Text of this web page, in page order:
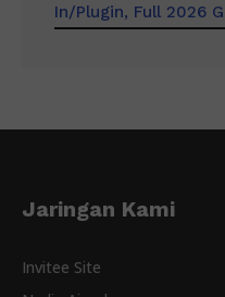
In/Plugin, Full 2026
Jaringan Kami
Invitee Site